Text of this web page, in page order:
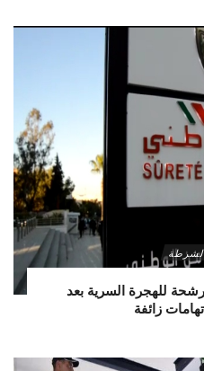
للهجرة السرية بعد
زائفة